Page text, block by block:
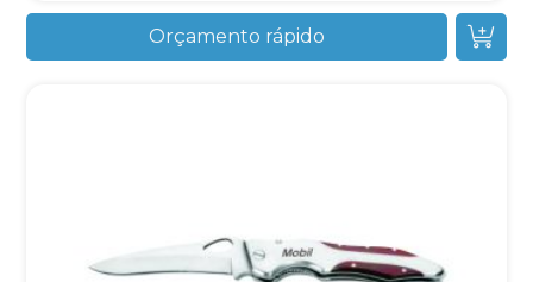
Orçamento rápido